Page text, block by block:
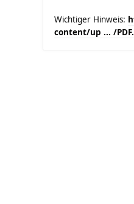
Wichtiger Hinweis:
content/up ... /